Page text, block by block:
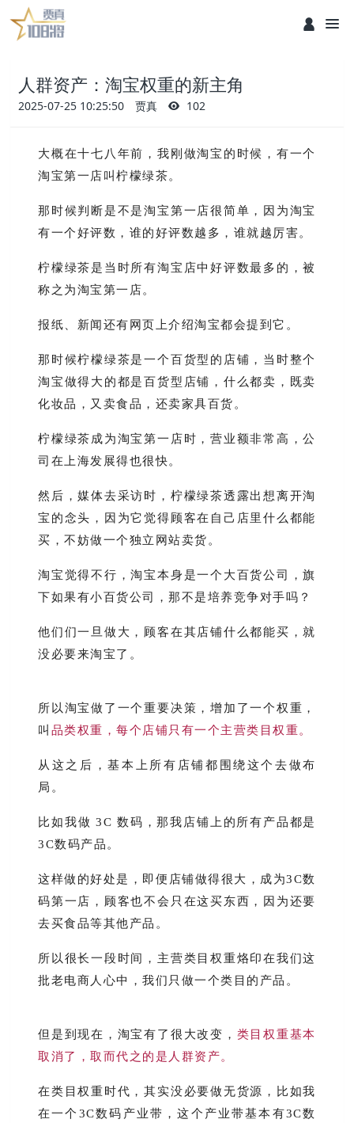
人群资产：淘宝权重的新主角
2025-07-25 10:25:50 贾真 102
大概在十七八年前，我刚做淘宝的时候，有一个
淘宝第一店叫柠檬绿茶。
那时候判断是不是淘宝第一店很简单，因为淘宝
有一个好评数，谁的好评数越多，谁就越厉害。
柠檬绿茶是当时所有淘宝店中好评数最多的，被
称之为淘宝第一店。
报纸、新闻还有网页上介绍淘宝都会提到它。
那时候柠檬绿茶是一个百货型的店铺，当时整个
淘宝做得大的都是百货型店铺，什么都卖，既卖
化妆品，又卖食品，还卖家具百货。
柠檬绿茶成为淘宝第一店时，营业额非常高，公
司在上海发展得也很快。
然后，媒体去采访时，柠檬绿茶透露出想离开淘
宝的念头，因为它觉得顾客在自己店里什么都能
买，不妨做一个独立网站卖货。
淘宝觉得不行，淘宝本身是一个大百货公司，旗
下如果有小百货公司，那不是培养竞争对手吗？
他们们一旦做大，顾客在其店铺什么都能买，就
没必要来淘宝了。
所以淘宝做了一个重要决策，增加了一个权重，
叫 品类权重，每个店铺只有一个主营类目权重。
从这之后，基本上所有店铺都围绕这个去做布
局。
比如我做 3C 数码，那我店铺上的所有产品都是
3C数码产品。
这样做的好处是，即便店铺做得很大，成为3C数
码第一店，顾客也不会只在这买东西，因为还要
去买食品等其他产品。
所以很长一段时间，主营类目权重烙印在我们这
批老电商人心中，我们只做一个类目的产品。
但是到现在，淘宝有了很大改变， 类目权重基本
取消了，取而代之的是人群资产。
在类目权重时代，其实没必要做无货源，比如我
在一个3C数码产业带，这个产业带基本有3C数